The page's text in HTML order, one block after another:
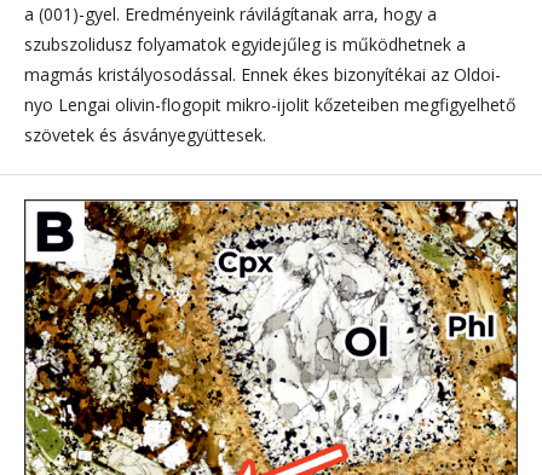
a (001)-gyel. Eredményeink rávilágítanak arra, hogy a
szubszolidusz folyamatok egyidejűleg is működhetnek a
magmás kristályosodással. Ennek ékes bizonyítékai az Oldoi­
nyo Lengai olivin-flogopit mikro-ijolit kőzeteiben megfigyelhető
szövetek és ásványegyüttesek.